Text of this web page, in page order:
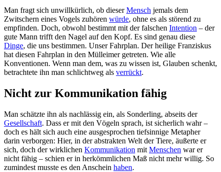
Man fragt sich unwillkürlich, ob dieserMensch jemals dem
Zwitschern eines Vogels zuhören würde, ohne es als störend zu
empfinden. Doch, obwohl bestimmt mit der falschen Intention – der
gute Mann trifft den Nagel auf den Kopf. Es sind genau diese
Dinge, die uns bestimmen. Unser Fahrplan. Der heilige Franziskus
hat diesen Fahrplan in den Mülleimer getreten. Wie alle
Konventionen. Wenn man dem, was zu wissen ist, Glauben schenkt,
betrachtete ihn man schlichtweg als verrückt.
Nicht zur Kommunikation fähig
Man schätzte ihn als nachlässig ein, als Sonderling, abseits der
Gesellschaft. Dass er mit den Vögeln sprach, ist sicherlich wahr –
doch es hält sich auch eine ausgesprochen tiefsinnige Metapher
darin verborgen: Hier, in der abstrakten Welt der Tiere, äußerte er
sich, doch der wirklichen Kommunikation mit Menschen war er
nicht fähig – schien er in herkömmlichen Maß nicht mehr willig. So
zumindest musste es den Anschein haben.